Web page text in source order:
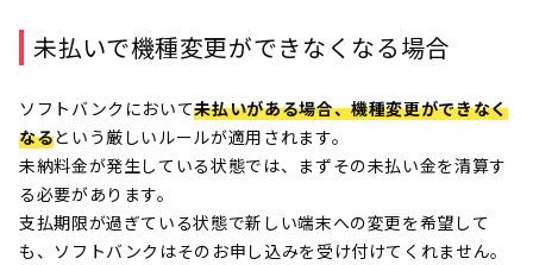
未払いで機種変更ができなくなる場合
ソフトバンクにおいて未払いがある場合、機種変更ができなく
なるという厳しいルールが適用されます。
未納料金が発生している状態では、まずその未払い金を清算す
る必要があります。
支払期限が過ぎている状態で新しい端末への変更を希望して
も、ソフトバンクはそのお申し込みを受け付けてくれません。